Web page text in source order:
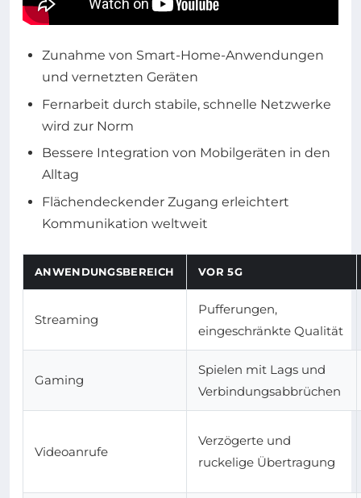
Zunahme von Smart-Home-Anwendungen
und vernetzten Geräten
Fernarbeit durch stabile, schnelle Netzwerke
wird zur Norm
Bessere Integration von Mobilgeräten in den
Alltag
Flächendeckender Zugang erleichtert
Kommunikation weltweit
ANWENDUNGSBEREICH VOR 5G
Streaming
Pufferungen,
eingeschränkte Qualität
Gaming
Spielen mit Lags und
Verbindungsabbrüchen
Videoanrufe
Verzögerte und
ruckelige Übertragung